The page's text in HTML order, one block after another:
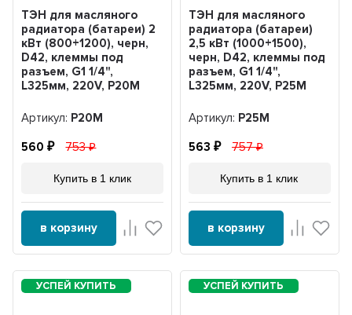
ТЭН для масляного
радиатора (батареи) 2
кВт (800+1200), черн,
D42, клеммы под
разъем, G1 1/4",
L325мм, 220V, Р20М
Артикул: Р20М
560 753
Купить в 1 клик
в корзину
ТЭН для масляного
радиатора (батареи)
2,5 кВт (1000+1500),
черн, D42, клеммы под
разъем, G1 1/4",
L325мм, 220V, Р25М
Артикул: Р25М
563 757
Купить в 1 клик
в корзину